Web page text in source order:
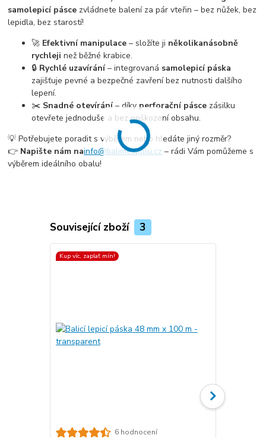
samolepicí pásce zvládnete balení za pár vteřin – bez nůžek, bez
lepidla, bez starostí!
🚀 Efektivní manipulace – složíte ji několikanásobně
rychleji než běžné krabice.
🔒 Rychlé uzavírání– integrovaná samolepicí páska
zajišťuje pevné a bezpečné zavření bez nutnosti dalšího
lepení.
✂️ Snadné otevírání– díky perforační pásce zásilku
otevřete jednoduše a bez poškození obsahu.
💡 Potřebujete poradit s výběrem nebo hledáte jiný rozměr?
👉 Napište nám nainfo@balimespolu.cz – rádi Vám pomůžeme s
výběrem ideálního obalu!
Související zboží 3
Kup víc, zaplať mín!
6 hodnocení